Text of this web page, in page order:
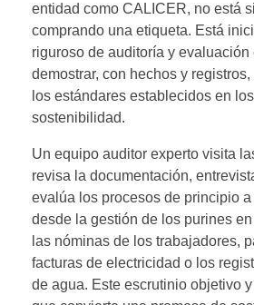
entidad como CALICER, no está
comprando una etiqueta. Está
riguroso de auditoría y
demostrar, con hechos y
los estándares establecidos en
sostenibilidad.
Un equipo auditor experto visita
revisa la documentación,
evalúa los procesos de principio
desde la gestión de los purines
las nóminas de los trabajadores,
facturas de electricidad o los
de agua. Este escrutinio objetivo